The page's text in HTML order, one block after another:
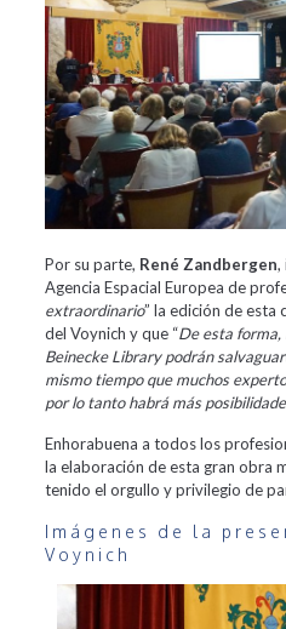
Por su parte, René Zandbergen,
Agencia Espacial Europea de
extraordinario” la edición de esta
del Voynich y que “De esta forma,
Beinecke Library podrán
mismo tiempo que muchos
por lo tanto habrá más
Enhorabuena a todos los
la elaboración de esta gran obra
tenido el orgullo y privilegio de
Imágenes de la
Voynich